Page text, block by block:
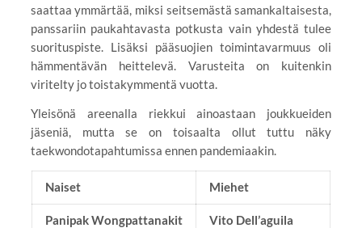
saattaa ymmärtää, miksi seitsemästä samankaltaisesta,
panssariin paukahtavasta potkusta vain yhdestä tulee
suorituspiste. Lisäksi pääsuojien toimintavarmuus oli
hämmentävän heittelevä. Varusteita on kuitenkin
viritelty jo toistakymmentä vuotta.
Yleisönä areenalla riekkui ainoastaan joukkueiden
jäseniä, mutta se on toisaalta ollut tuttu näky
taekwondotapahtumissa ennen pandemiaakin.
Naiset Miehet
Panipak Wongpattanakit Vito Dell’aguila